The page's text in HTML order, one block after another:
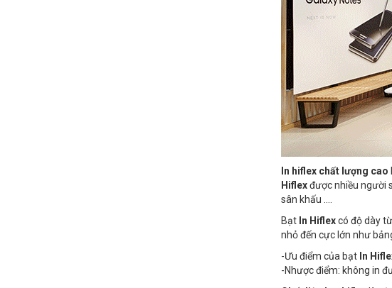
In hiflex chất lượng cao
Hiflexđược nhiều người
sân khấu ….
Bạt In Hiflexcó độ dày
nhỏ đến cực lớn như
-Ưu điểm của bạt In
-Nhược điểm: không in